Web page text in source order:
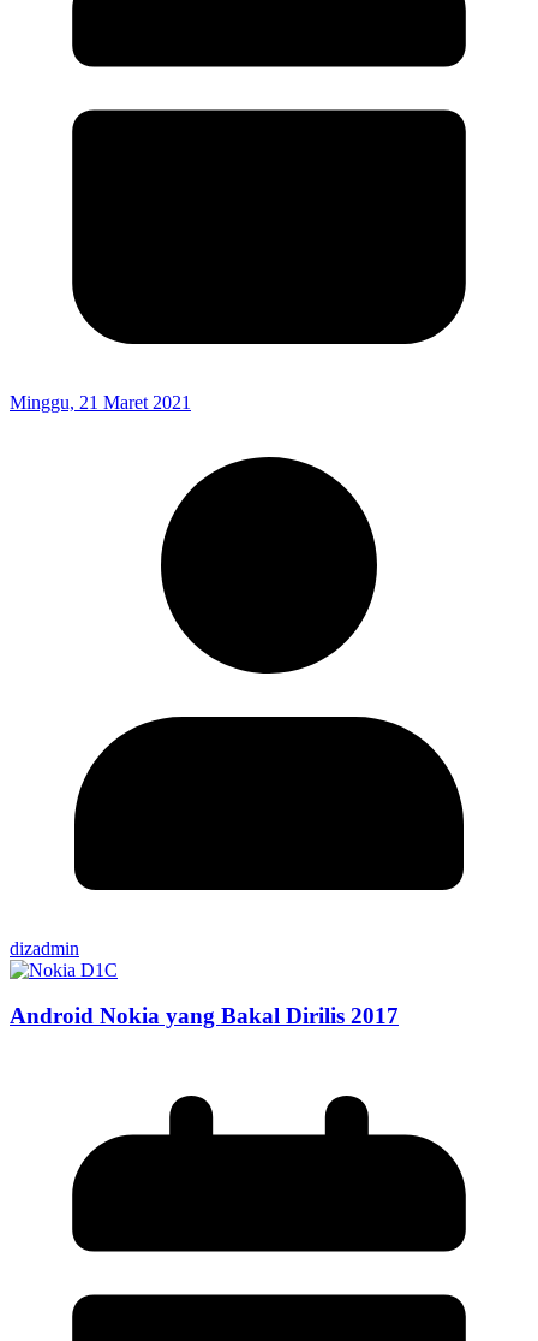
Minggu, 21 Maret 2021
dizadmin
Android Nokia yang Bakal Dirilis 2017